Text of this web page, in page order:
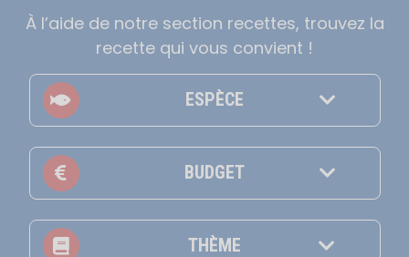
À l’aide de notre section recettes, trouvez la
recette qui vous convient !
ESPÈCE
BUDGET
THÈME